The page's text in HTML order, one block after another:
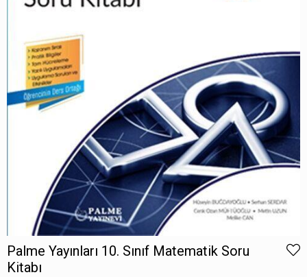
Palme Yayınları 10. Sınıf Matematik Soru
Kitabı